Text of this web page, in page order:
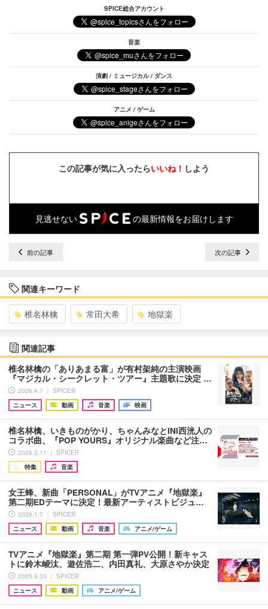
SPICE総合アカウント
音楽
演劇 / ミュージカル / ダンス
アニメ / ゲーム
この記事が気に入ったらいいね！ しよう
見逃せない の最新情報をお届けします
前の記事 次の記事
関連キーワード
椎名林檎 常田大希 地獄楽
関連記事
椎名林檎の「ありあまる富」が有村架純の主演映画
『マジカル・シークレット・ツアー』主題歌に決定 …
2026.4.7 ｜ SPICER
ニュース
動画 音楽 映画
椎名林檎、いきものがかり、ちゃんみなとINI西洸人の
コラボ曲、『POP YOURS』オリジナル楽曲など注…
2026.3.11 ｜ SPICER
特集
音楽
女王蜂、新曲「PERSONAL」がTVアニメ『地獄楽』
第二期EDテーマに決定！最新アーティストビジュ…
2026.1.7 ｜ SPICER
ニュース
動画 音楽 アニメ/ゲーム
TVアニメ『地獄楽』第二期 第一弾PV公開！新キャス
トに鈴木崚汰、遊佐浩二、内田真礼、大原さやか決定
2025.9.30 ｜ SPICER
ニュース
動画 アニメ/ゲーム